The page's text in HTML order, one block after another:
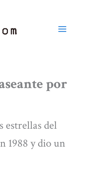
por
estrellas del
1988 y dio un